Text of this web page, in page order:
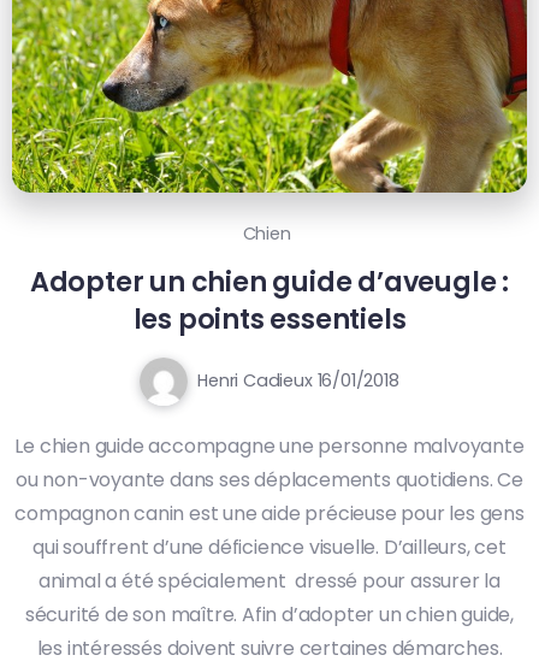
Chien
Adopter un chien guide d’aveugle :
les points essentiels
Henri Cadieux 16/01/2018
Le chien guide accompagne une personne malvoyante
ou non-voyante dans ses déplacements quotidiens. Ce
compagnon canin est une aide précieuse pour les gens
qui souffrent d’une déficience visuelle. D’ailleurs, cet
animal a été spécialement dressé pour assurer la
sécurité de son maître. Afin d’adopter un chien guide,
les intéressés doivent suivre certaines démarches.